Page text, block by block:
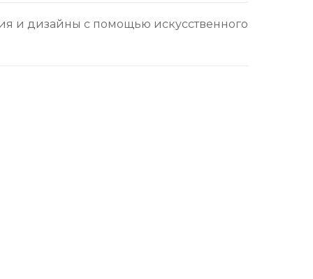
и дизайны с помощью искусственного